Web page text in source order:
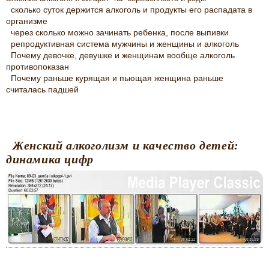
сколько суток держится алкоголь и продукты его распадата в
организме
через сколько можно зачинать ребенка, после выпивки
репродуктивная система мужчины и женщины и алкоголь
Почему девочке, девушке и женщинам вообще алкоголь
противопоказан
Почему раньше курящая и пьющая женщина раньше
считалась падшей
Женский алкоголизм и качество детей:
динамика цифр